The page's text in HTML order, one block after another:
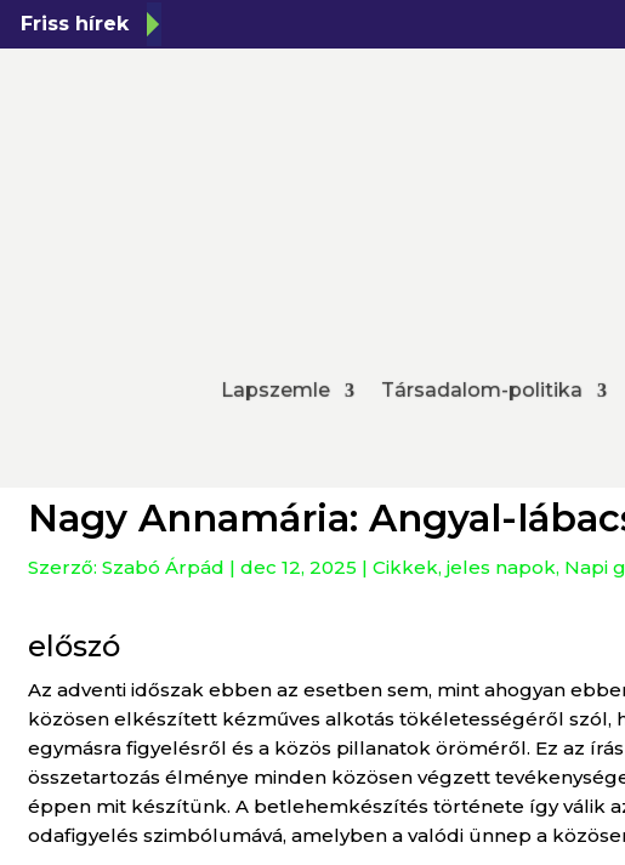
Friss hírek
Lapszemle Társadalom-politika
Nagy Annamária: Angyal-
Szerző: Szabó Árpád | dec 12, 2025 | Cikkek, jeles napok, Napi
előszó
Az adventi időszak ebben az esetben sem, mint ahogyan
közösen elkészített kézműves alkotás tökéletességéről szól,
egymásra figyelésről és a közös pillanatok öröméről. Ez az
összetartozás élménye minden közösen végzett
éppen mit készítünk. A betlehemkészítés története így válik
odafigyelés szimbólumává, amelyben a valódi ünnep a